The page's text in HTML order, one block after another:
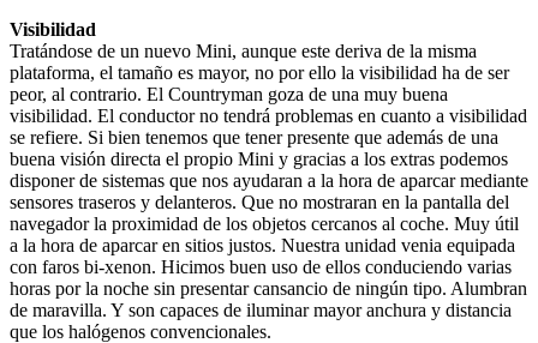
Visibilidad
Tratándose de un nuevo Mini, aunque este deriva de la misma
plataforma, el tamaño es mayor, no por ello la visibilidad ha de ser
peor, al contrario. El Countryman goza de una muy buena
visibilidad. El conductor no tendrá problemas en cuanto a visibilidad
se refiere. Si bien tenemos que tener presente que además de una
buena visión directa el propio Mini y gracias a los extras podemos
disponer de sistemas que nos ayudaran a la hora de aparcar mediante
sensores traseros y delanteros. Que no mostraran en la pantalla del
navegador la proximidad de los objetos cercanos al coche. Muy útil
a la hora de aparcar en sitios justos. Nuestra unidad venia equipada
con faros bi-xenon. Hicimos buen uso de ellos conduciendo varias
horas por la noche sin presentar cansancio de ningún tipo. Alumbran
de maravilla. Y son capaces de iluminar mayor anchura y distancia
que los halógenos convencionales.